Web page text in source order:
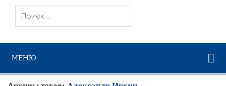
МЕНЮ